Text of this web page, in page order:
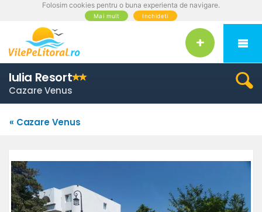
Folosim cookies pentru o buna experienta de navigare.
Mai mult Inchideti
Iulia Resort
Cazare Venus
« Cazare Venus